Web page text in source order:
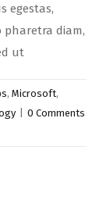
egestas,
pharetra diam,
ut
, Microsoft,
0 Comments